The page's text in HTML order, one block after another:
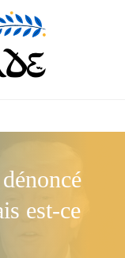
est-ce